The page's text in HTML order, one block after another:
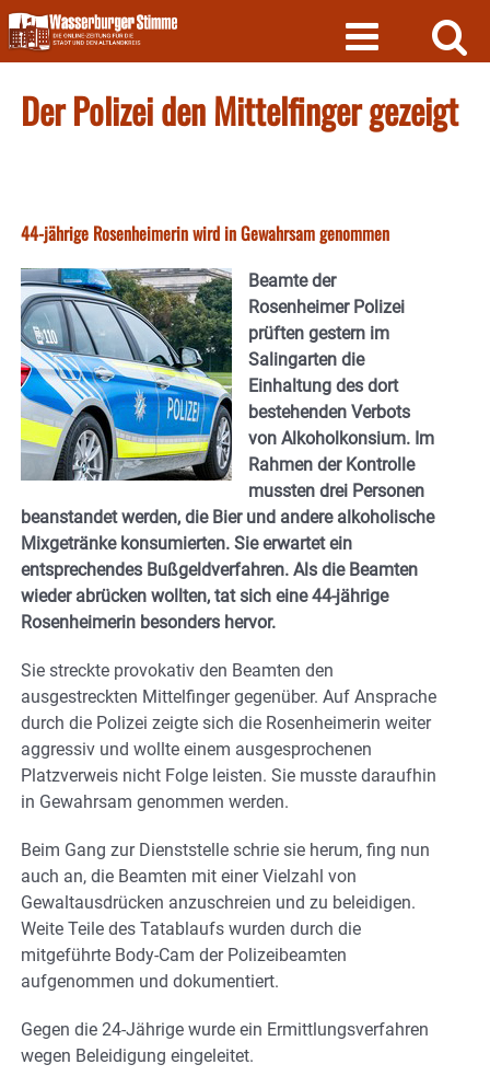
Skip
to
content
Der Polizei den Mittelfinger gezeigt
44-jährige Rosenheimerin wird in Gewahrsam genommen
Beamte der
Rosenheimer Polizei
prüften gestern im
Salingarten die
Einhaltung des dort
bestehenden Verbots
von Alkoholkonsium. Im
Rahmen der Kontrolle
mussten drei Personen
beanstandet werden, die Bier und andere alkoholische
Mixgetränke konsumierten. Sie erwartet ein
entsprechendes Bußgeldverfahren. Als die Beamten
wieder abrücken wollten, tat sich eine 44-jährige
Rosenheimerin besonders hervor.
Sie streckte provokativ den Beamten den
ausgestreckten Mittelfinger gegenüber. Auf Ansprache
durch die Polizei zeigte sich die Rosenheimerin weiter
aggressiv und wollte einem ausgesprochenen
Platzverweis nicht Folge leisten. Sie musste daraufhin
in Gewahrsam genommen werden.
Beim Gang zur Dienststelle schrie sie herum, fing nun
auch an, die Beamten mit einer Vielzahl von
Gewaltausdrücken anzuschreien und zu beleidigen.
Weite Teile des Tatablaufs wurden durch die
mitgeführte Body-Cam der Polizeibeamten
aufgenommen und dokumentiert.
Gegen die 24-Jährige wurde ein Ermittlungsverfahren
wegen Beleidigung eingeleitet.